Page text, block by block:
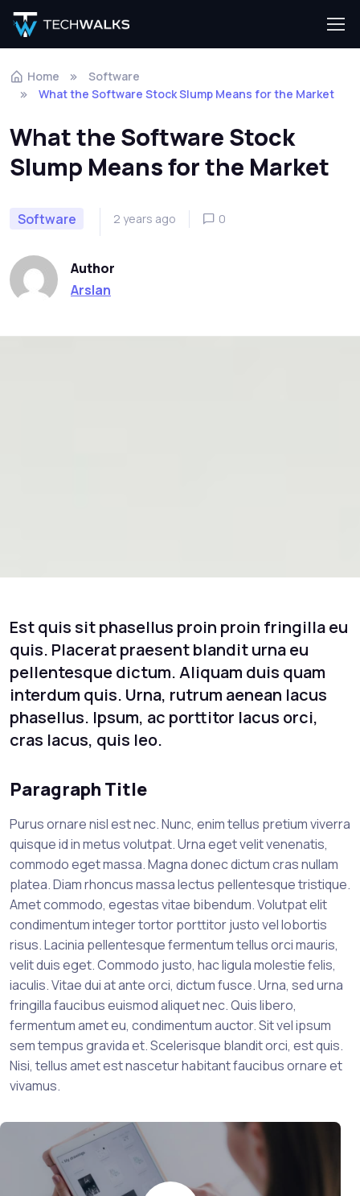
Home
Software
What the Software Stock Slump Means for the Market
What the Software Stock
Slump Means for the Market
Software 2 years ago 0
Author
Arslan
Est quis sit phasellus proin proin fringilla eu
quis. Placerat praesent blandit urna eu
pellentesque dictum. Aliquam duis quam
interdum quis. Urna, rutrum aenean lacus
phasellus. Ipsum, ac porttitor lacus orci,
cras lacus, quis leo.
Paragraph Title
Purus ornare nisl est nec. Nunc, enim tellus pretium viverra
quisque id in metus volutpat. Urna eget velit venenatis,
commodo eget massa. Magna donec dictum cras nullam
platea. Diam rhoncus massa lectus pellentesque tristique.
Amet commodo, egestas vitae bibendum. Volutpat elit
condimentum integer tortor porttitor justo vel lobortis
risus. Lacinia pellentesque fermentum tellus orci mauris,
velit duis eget. Commodo justo, hac ligula molestie felis,
iaculis. Vitae dui at ante orci, dictum fusce. Urna, sed urna
fringilla faucibus euismod aliquet nec. Quis libero,
fermentum amet eu, condimentum auctor. Sit vel ipsum
sem tempus gravida et. Scelerisque blandit orci, est quis.
Nisi, tellus amet est nascetur habitant faucibus ornare et
vivamus.